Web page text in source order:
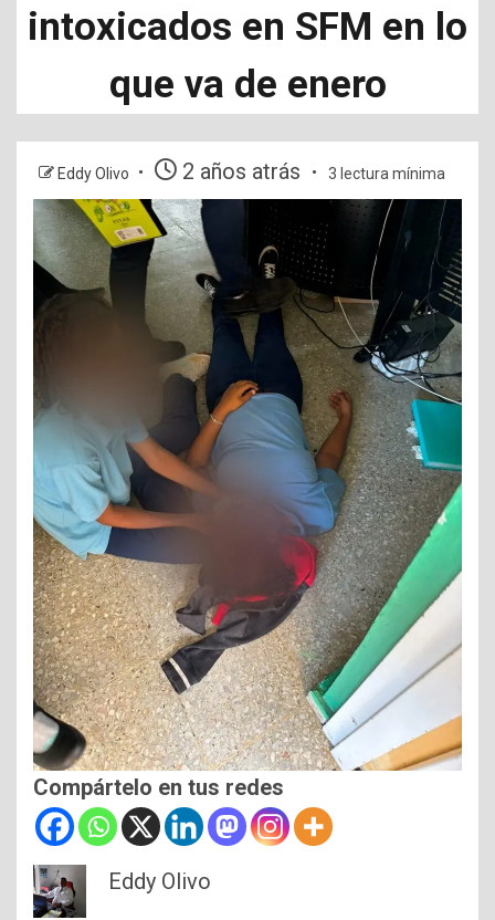
intoxicados en SFM en lo
que va de enero
Eddy Olivo 2 años atrás 3 lectura mínima
Compártelo en tus redes
Eddy Olivo